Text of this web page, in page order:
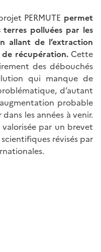
PERMUTE permet
terres polluées par les
allant de l’extraction
récupération.Cette
des débouchés
qui manque de
d’autant
probable
les années à venir.
par un brevet
révisés par